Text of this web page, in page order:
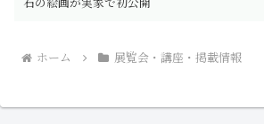
ホーム 展覧会・講座・掲載情報